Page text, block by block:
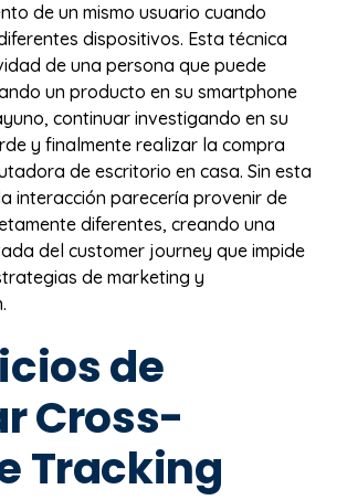
de un mismo usuario cuando
dispositivos. Esta técnica
de una persona que puede
un producto en su smartphone
continuar investigando en su
y finalmente realizar la compra
de escritorio en casa. Sin esta
interacción parecería provenir de
diferentes, creando una
del customer journey que impide
de marketing y
de
Cross-
Tracking